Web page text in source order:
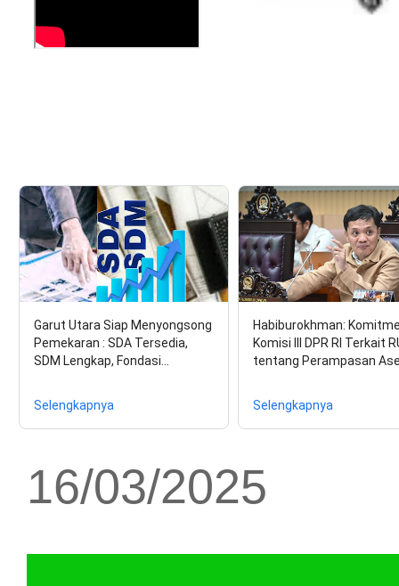
Garut Utara Siap Menyongsong
Pemekaran : SDA Tersedia,
SDM Lengkap, Fondasi…
Selengkapnya
Habiburokhman:
Komisi III DPR RI Terkait
tentang Perampasan
Selengkapnya
16/03/2025